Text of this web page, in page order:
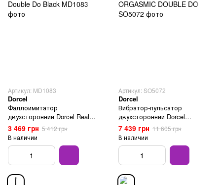
Артикул: MD1083
Dorcel
Фаллоимитатор
двухсторонний Dorcel Real
Double Do Black
3 469 грн 5 412 грн
В наличии
Артикул: SO5072
Dorcel
Вибратор-пульсатор
двухсторонний Dorcel
ORGASMIC DOUBLE DO
7 439 грн 11 605 грн
В наличии